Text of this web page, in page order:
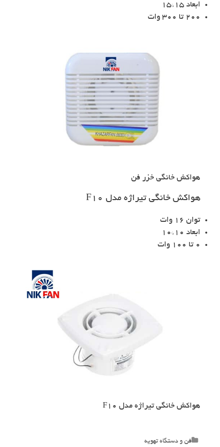
ابعاد 15*15
200 تا 300 وات
هواکش خانگی خزر فن
هواکش خانگی تیراژه مدل F10
توان 16 وات
ابعاد 10*10
0 تا 100 وات
هواکش خانگی تیراژه مدل F10
Categories
فن و دستگاه تهویه